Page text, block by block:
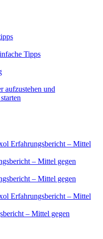
Tipps
aufzustehen und
Erfahrungsbericht – Mittel
– Mittel gegen
– Mittel gegen
Erfahrungsbericht – Mittel
– Mittel gegen